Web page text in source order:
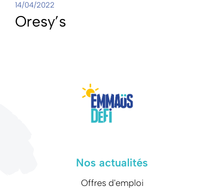
14/04/2022
Oresy’s
Nos actualités
Offres d'emploi